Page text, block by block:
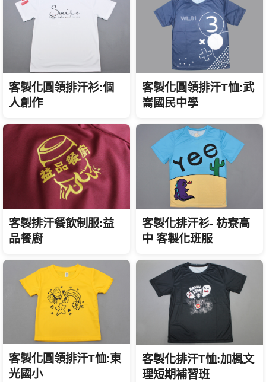
客製化圓領排汗衫:個
人創作
客製化圓領排汗T恤:武
崙國民中學
客製排汗餐飲制服:益
品餐廚
客製化排汗衫- 枋寮高
中 客製化班服
客製化圓領排汗T恤:東
光國小
客製化排汗T恤:加楓文
理短期補習班